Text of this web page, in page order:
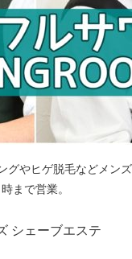
やヒゲ脱毛などメン
時まで営業。
シェーブエステ